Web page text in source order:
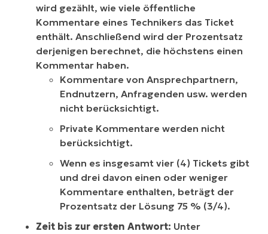
wird gezählt, wie viele öffentliche
Kommentare eines Technikers das Ticket
enthält. Anschließend wird der Prozentsatz
derjenigen berechnet, die höchstens einen
Kommentar haben.
Kommentare von Ansprechpartnern,
Endnutzern, Anfragenden usw. werden
nicht berücksichtigt.
Private Kommentare werden nicht
berücksichtigt.
Wenn es insgesamt vier (4) Tickets gibt
und drei davon einen oder weniger
Kommentare enthalten, beträgt der
Prozentsatz der Lösung 75 % (3/4).
Zeit bis zur ersten Antwort: Unter